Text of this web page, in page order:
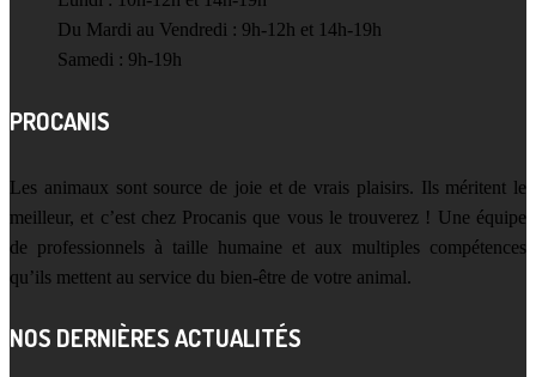
Du Mardi au Vendredi : 9h-12h et 14h-19h
Samedi : 9h-19h
PROCANIS
Les animaux sont source de joie et de vrais plaisirs. Ils méritent le
meilleur, et c’est chez Procanis que vous le trouverez ! Une équipe
de professionnels à taille humaine et aux multiples compétences
qu’ils mettent au service du bien-être de votre animal.
NOS DERNIÈRES ACTUALITÉS